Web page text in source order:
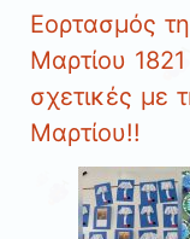
Εορτασμός
Μαρτίου
σχετικές με
Μαρτίου!!